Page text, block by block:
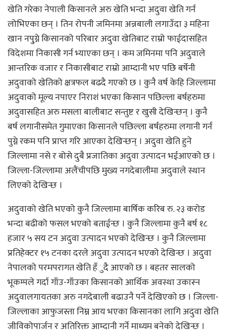
खेति गरेका नेपाली किसानले अरु खेति भन्दा अदुवा खेति गर्न
लोभिएका छन् । तिन रोपनी जमिनमा अन्नबाली लगाउँदा ३ महिना
खान नपु्ग्ने किसानको परिबार अदुवा खेतिबाट राम्रो फाईदासहित
विदेशमा निकासी गर्न भ्याएका छन् । कम जमिनमा पनि अदुवाले
आन्तरिक वजार र निकासीबाट राम्रो आम्दानी भए पछि बर्षेनी
अदुवाको खेतिको क्षत्रफल बढदै गएको छ । कुनै वर्ष केहि जिल्लामा
अदुवाको मूल्य नपाएर निराशं भएका किसान पछिल्ला बर्षहरुमा
अदुवासहित अरु मसला बालीबाट सन्तुष्ट र खुसी देखिन्छन् । कुनै
बर्ष लगानीसमेत गुमाएका किसानले पछिल्ला बर्षहरुमा लगानी गर्न
पुग्ने रकम पनि प्राप्त गरि आएका देखिन्छन् । अदुवा खेति हुने
जिल्लामा नसे र बोसे दुबै प्रजातिका अदुवा उत्पादन भईआएको छ ।
जिल्ला-जिल्लामा अलैंचीपछि मुख्य नगदेबालीमा अदुवाले स्थान
लिएको देखिन्छ ।
अदुवाको खेति भएको कुनै जिल्लामा बार्षिक करिब रु. २३ करोड
भन्दा बढीको फसल भएको बताईन्छ । कुनै जिल्लामा कुनै बर्ष १८
हजार ५ सय टन अदुवा उत्पादन भएको देखिन्छ । कुनै जिल्लामा
प्रतिहेक्टर १५ टनका दरले अदुवा उत्पादन भएको देखिन्छ । अदुवा
नेपालको परमपरागत खेति हँुदै आएको छ । बहतर सालको
भूकम्पले गर्दा गाँउ-गाँउका किसानको आर्थिक अवस्था उकास्न
अदुवालगायतका अरु नगदेबाली बढाउनै पर्ने देखिएको छ । जिल्ला-
जिल्लाका आफुजस्ता निम्न आय भएका किसानका लागि अदुवा खेति
जीविकोपार्जन र अतिरिक्त आम्दानी गर्ने माध्यम बनेको देखिन्छ ।